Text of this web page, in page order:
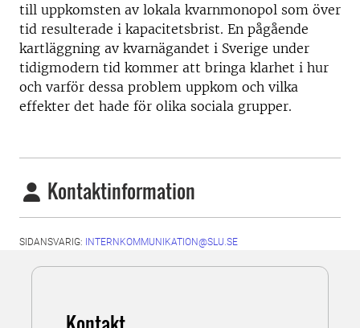
till uppkomsten av lokala kvarnmonopol som över
tid resulterade i kapacitetsbrist. En pågående
kartläggning av kvarnägandet i Sverige under
tidigmodern tid kommer att bringa klarhet i hur
och varför dessa problem uppkom och vilka
effekter det hade för olika sociala grupper.
Kontaktinformation
SIDANSVARIG: INTERNKOMMUNIKATION@SLU.SE